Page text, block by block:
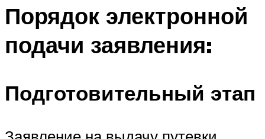
Порядок электронной
подачи заявления:
Подготовительный этап